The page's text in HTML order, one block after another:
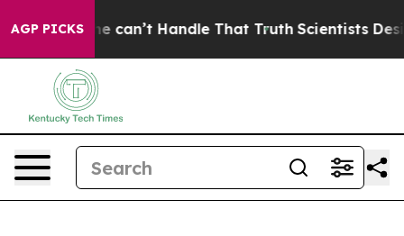
AGP PICKS
but he can’t Handle That TruthScientists